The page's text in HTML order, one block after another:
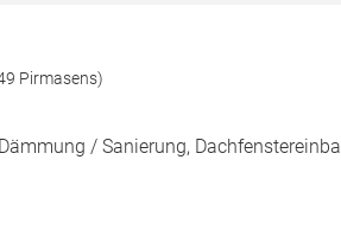
Pirmasens)
/ Sanierung,